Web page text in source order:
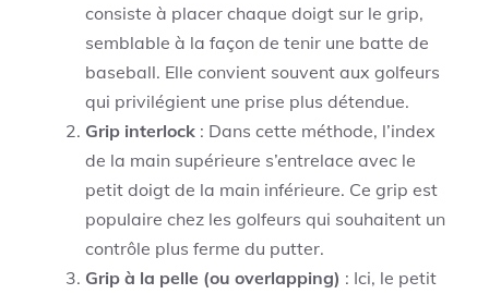
consiste à placer chaque doigt sur le grip,
semblable à la façon de tenir une batte de
baseball. Elle convient souvent aux golfeurs
qui privilégient une prise plus détendue.
Grip interlock : Dans cette méthode, l’index
de la main supérieure s’entrelace avec le
petit doigt de la main inférieure. Ce grip est
populaire chez les golfeurs qui souhaitent un
contrôle plus ferme du putter.
Grip à la pelle (ou overlapping) : Ici, le petit